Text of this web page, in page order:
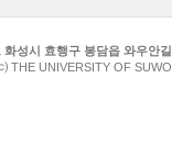
화성시 효행구 봉담읍 와우안
THE UNIVERSITY OF